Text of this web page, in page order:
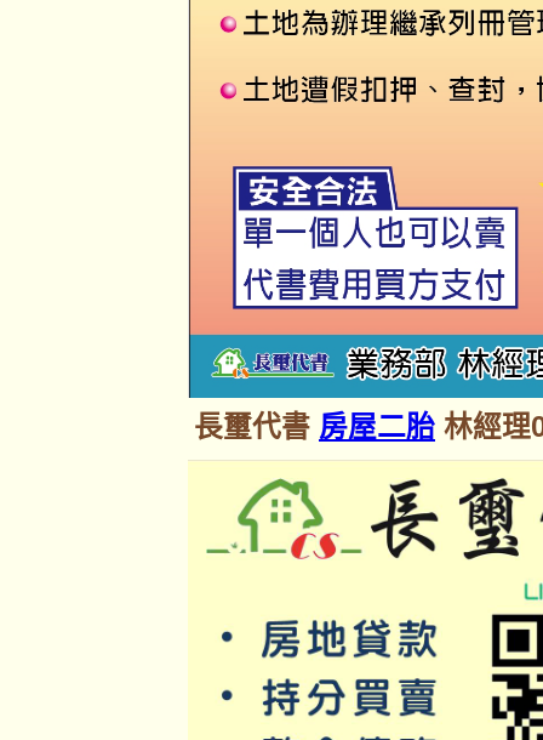
長璽代書 房屋二胎 林經理